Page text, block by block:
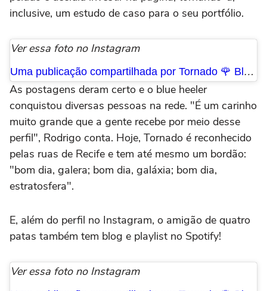
inclusive, um estudo de caso para o seu portfólio.
Ver essa foto no Instagram
Uma publicação compartilhada por Tornado 🌹 Blue Heeler © (@torblueheeler)
As postagens deram certo e o blue heeler
conquistou diversas pessoas na rede. "É um carinho
muito grande que a gente recebe por meio desse
perfil", Rodrigo conta. Hoje, Tornado é reconhecido
pelas ruas de Recife e tem até mesmo um bordão:
"bom dia, galera; bom dia, galáxia; bom dia,
estratosfera".
E, além do perfil no Instagram, o amigão de quatro
patas também tem blog e playlist no Spotify!
Ver essa foto no Instagram